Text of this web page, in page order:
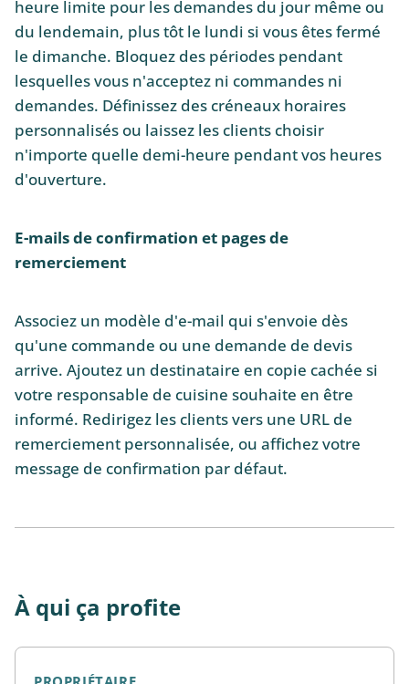
heure limite pour les demandes du jour même ou
du lendemain, plus tôt le lundi si vous êtes fermé
le dimanche. Bloquez des périodes pendant
lesquelles vous n'acceptez ni commandes ni
demandes. Définissez des créneaux horaires
personnalisés ou laissez les clients choisir
n'importe quelle demi-heure pendant vos heures
d'ouverture.
E-mails de confirmation et pages de
remerciement
Associez un modèle d'e-mail qui s'envoie dès
qu'une commande ou une demande de devis
arrive. Ajoutez un destinataire en copie cachée si
votre responsable de cuisine souhaite en être
informé. Redirigez les clients vers une URL de
remerciement personnalisée, ou affichez votre
message de confirmation par défaut.
À qui ça profite